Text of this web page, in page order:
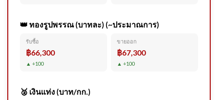
👑 ทองรูปพรรณ (บาทละ) (~ประมาณการ)
รับซื้อ
฿66,300
▲ +100
ขายออก
฿67,300
▲ +100
🥈 เงินแท่ง (บาท/กก.)